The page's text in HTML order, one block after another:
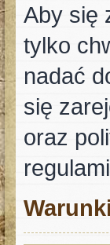
Aby się
tylko
nadać
się
oraz